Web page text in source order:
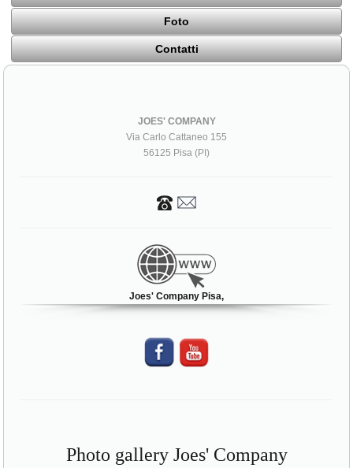
Foto
Contatti
JOES' COMPANY
Via Carlo Cattaneo 155
56125 Pisa (PI)
Joes' Company Pisa,
Photo gallery Joes' Company